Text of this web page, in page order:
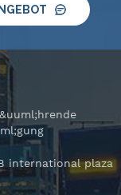
international plaza